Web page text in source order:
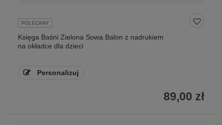
POLECANY
Księga Baśni Zielona Sowa Balon z nadrukiem
na okładce dla dzieci
Personalizuj
89,00 zł